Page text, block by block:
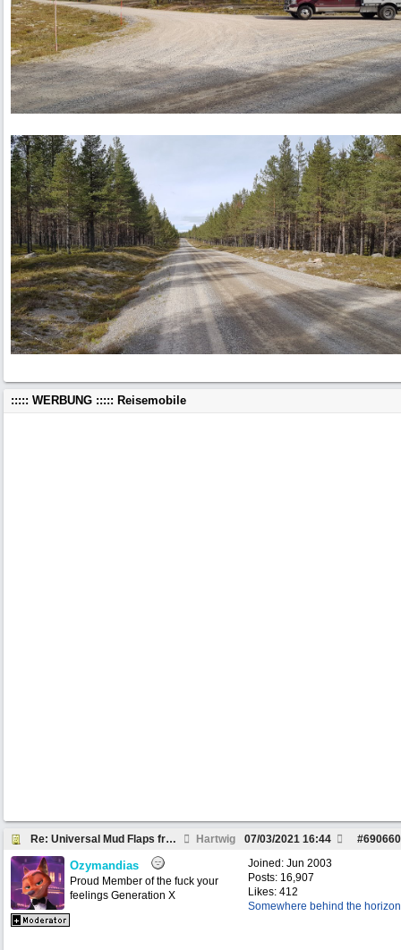
::::: WERBUNG ::::: Reisemobile
Re: Universal Mud Flaps front ? Hartwig #690660
07/03/2021 16:44
Joined: Jun 2003
Posts: 16,907
Likes: 412
Somewhere behind the horizon
Ozymandias
Proud Member of the fuck your
feelings Generation X